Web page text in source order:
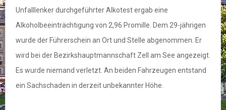
Unfalllenker durchgeführter Alkotest ergab eine
Alkoholbeeinträchtigung von 2,96 Promille. Dem 29-jährigen
wurde der Führerschein an Ort und Stelle abgenommen. Er
wird bei der Bezirkshauptmannschaft Zell am See angezeigt.
Es wurde niemand verletzt. An beiden Fahrzeugen entstand
ein Sachschaden in derzeit unbekannter Höhe.